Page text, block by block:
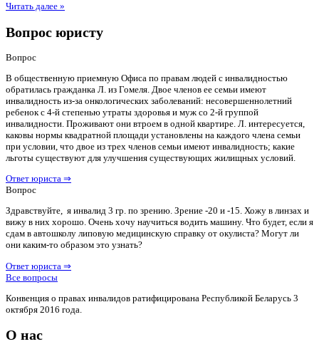
Читать далее »
Вопрос юристу
Вопрос
В общественную приемную Офиса по правам людей с инвалидностью
обратилась гражданка Л. из Гомеля. Двое членов ее семьи имеют
инвалидность из-за онкологических заболеваний: несовершеннолетний
ребенок с 4-й степенью утраты здоровья и муж со 2-й группой
инвалидности. Проживают они втроем в одной квартире. Л. интересуется,
каковы нормы квадратной площади установлены на каждого члена семьи
при условии, что двое из трех членов семьи имеют инвалидность; какие
льготы существуют для улучшения существующих жилищных условий.
Ответ юриста ⇒
Вопрос
Здравствуйте, я инвалид 3 гр. по зрению. Зрение -20 и -15. Хожу в линзах и
вижу в них хорошо. Очень хочу научиться водить машину. Что будет, если я
сдам в автошколу липовую медицинскую справку от окулиста? Могут ли
они каким-то образом это узнать?
Ответ юриста ⇒
Все вопросы
Конвенция о правах инвалидов ратифицирована Республикой Беларусь 3
октября 2016 года.
О нас